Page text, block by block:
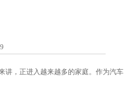
，正进入越来越多的家庭。作为汽车